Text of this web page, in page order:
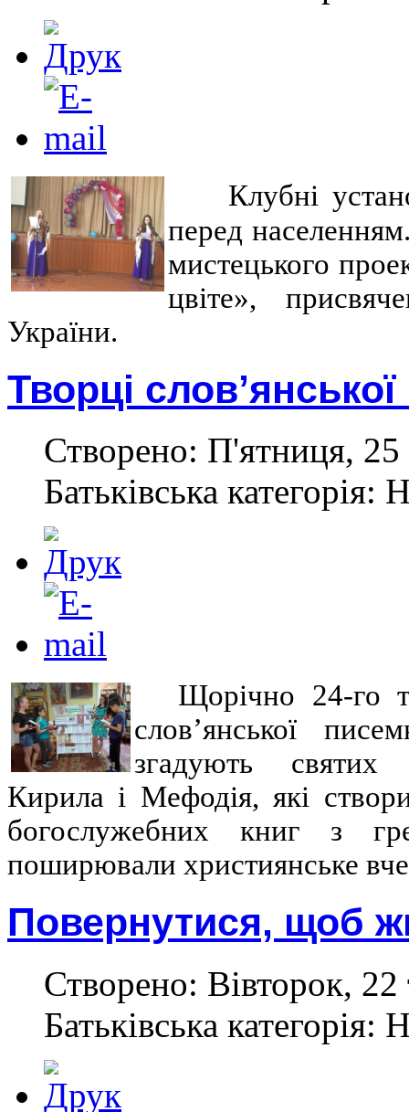
Клубні
перед
мистецького
цвіте»,
України.
Творці
Створено: П'ятниця, 25
Батьківська категорія:
Щорічно 24-го
слов’янської
згадують святих
Кирила і Мефодія, які
богослужебних книг з
поширювали християнське
Повернутися, щоб
Створено: Вівторок,
Батьківська категорія: